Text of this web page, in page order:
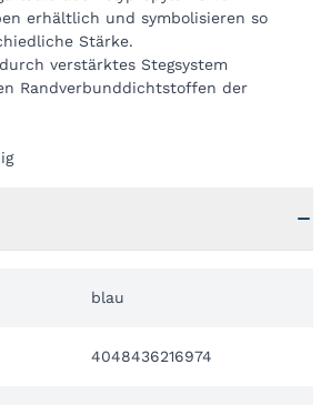
erhältlich und symbolisieren so
Stärke.
verstärktes Stegsystem
Randverbunddichtstoffen der
blau
4048436216974